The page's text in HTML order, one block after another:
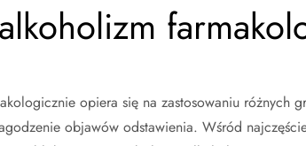
opiera się na zastosowaniu różnych
objawów odstawienia. Wśród